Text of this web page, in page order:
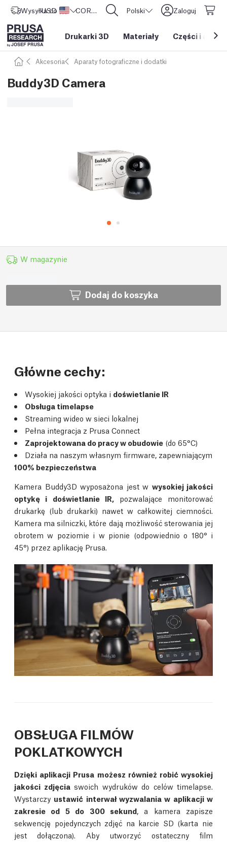
Wysyłka do Stany Zjednoczone
USD ($) CORE One L: Już w sprzedaży! Polski Zaloguj
Drukarki 3D Materiały Części i
Akcesoria Aparaty fotograficzne i dodatki
Buddy3D Camera
W magazynie
Dodaj do koszyka
Główne cechy:
Wysokiej jakości optyka i doświetlanie IR
Obsługa timelapse
Streaming wideo w sieci lokalnej
Pełna integracja z Prusa Connect
Zaprojektowana do pracy w obudowie (do 65°C)
Działa na naszym własnym firmware, zapewniającym
100% bezpieczeństwa
Kamera Buddy3D wyposażona jest w wysokiej jakości
optykę i doświetlanie IR, pozwalające monitorować
drukarkę (lub drukarki) nawet w całkowitej ciemności.
Kamera ma silniczki, które dają możliwość sterowania jej
obrotem w poziomie i w pionie (odpowiednio o 180° i
45°) przez aplikację Prusa.
OBSŁUGA FILMÓW
POKLATKOWYCH
Dzięki aplikacji Prusa możesz również robić wysokiej
jakości zdjęcia swoich wydruków do celów timelapse.
Wystarczy ustawić interwał wyzwalania w aplikacji w
zakresie od 5 do 300 sekund, a kamera zapisze
sekwencję pojedynczych zdjęć na karcie SD (karta nie
jest dołączona). Aby utworzyć ostateczny film